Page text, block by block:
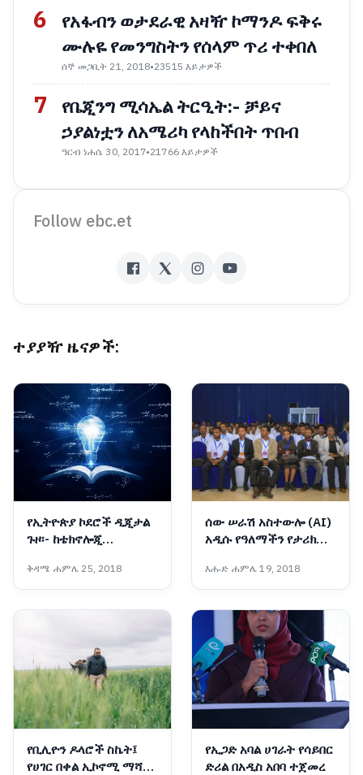
6
የአፋብን ወታደራዊ አዛዥ ኮማንዶ ፍቅሩ
ሙሉዬ የመንግስትን የሰላም ጥሪ ተቀበለ
ሰኞ መጋቢት 21, 2018•23515 እይታዎች
7
የቤጂንግ ሚሳኤል ትርዒት:- ቻይና
ኃያልነቷን ለአሜሪካ የላከችበት ጥበብ
ዓርብ ነሐሴ 30, 2017•21766 እይታዎች
Follow ebc.et
ተያያዥ ዜናዎች:
የኢትዮጵያ ኮደሮች ዲጂታል
ጉዞ፡- ከቴክኖሎጂ
ቅዳሜ ሐምሌ 25, 2018
ሰው ሠራሽ አስተውሎ (AI)
አዲሱ የዓለማችን የታሪክ
የኢትዮጵያችን ብሩህ ተስፋ
እሑድ ሐምሌ 19, 2018
የቢሊዮን ዶላሮች ስኬት፤
የሀገር በቀል ኢኮኖሚ ማሻሻያ
የኢጋድ አባል ሀገራት የሳይበር
ድሪል በአዲስ አበባ ተጀመረ